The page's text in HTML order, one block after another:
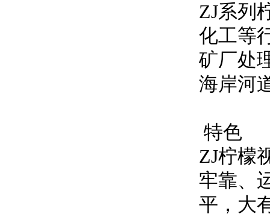
ZJ系列柠
化工等
矿厂处
海岸河
特色
ZJ柠檬视
牢靠
平，